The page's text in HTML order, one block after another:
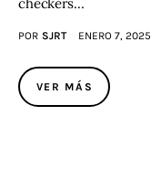
POR SJRT ENERO 7, 2025
VER MÁS